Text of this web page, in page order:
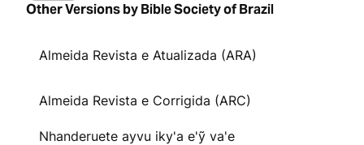
Other Versions by Bible Society of Brazil
Almeida Revista e Atualizada (ARA)
Almeida Revista e Corrigida (ARC)
Nhanderuete ayvu iky'a e'ỹ va'e